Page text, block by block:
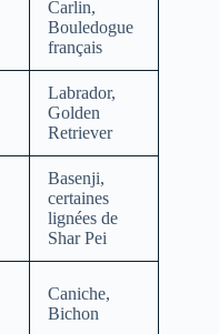
Carlin,
Bouledogue
français
Labrador,
Golden
Retriever
Basenji,
certaines
lignées de
Shar Pei
Caniche,
Bichon